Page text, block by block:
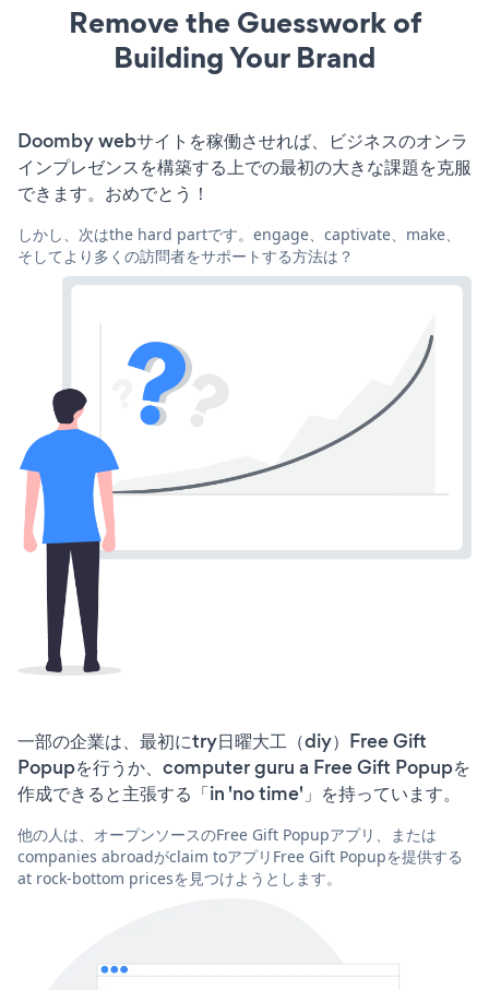
Remove the Guesswork of
Building Your Brand
Doomby webサイトを稼働させれば、ビジネスのオンラ
インプレゼンスを構築する上での最初の大きな課題を克服
できます。おめでとう！
しかし、次はthe hard partです。engage、captivate、make、
そしてより多くの訪問者をサポートする方法は？
一部の企業は、最初にtry日曜大工（diy）Free Gift
Popupを行うか、computer guru a Free Gift Popupを
作成できると主張する「in 'no time'」を持っています。
他の人は、オープンソースのFree Gift Popupアプリ、または
companies abroadがclaim toアプリFree Gift Popupを提供する
at rock-bottom pricesを見つけようとします。